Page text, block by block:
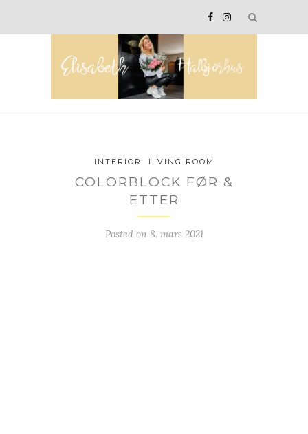
INTERIOR LIVING ROOM
COLORBLOCK FØR &
ETTER
Posted on 8. mars 2021